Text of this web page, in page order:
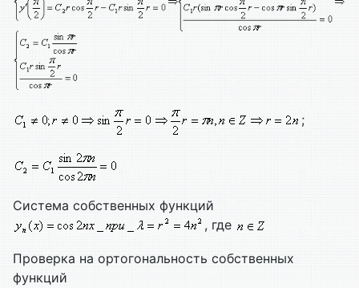
;
Система собственных функций
, где
Проверка на ортогональность собственных
функций